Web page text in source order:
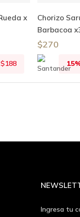
x
$188
Chorizo
Barbacoa
$270
Ingresa tu